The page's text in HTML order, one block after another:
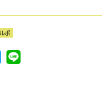
ルポ